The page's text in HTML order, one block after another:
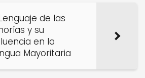
de las
y su
en la
Mayoritaria